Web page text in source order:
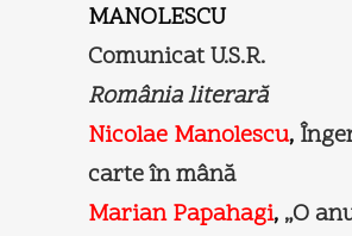
MANOLESCU
Comunicat U.S.R.
România literară
Nicolae Manolescu,
carte în mână
Marian Papahagi, „O